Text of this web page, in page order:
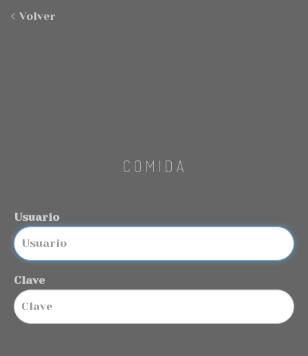
Volver
COMIDA
Usuario
Clave